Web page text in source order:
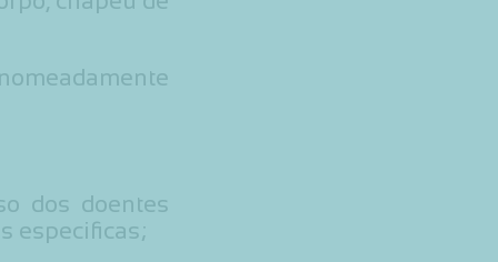
dos doentes
especificas;